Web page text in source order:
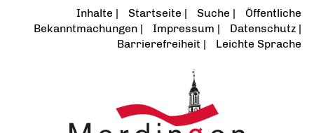
Inhalte Startseite Suche
Öffentliche
Bekanntmachungen
Impressum
Datenschutz
Barrierefreiheit
Leichte Sprache